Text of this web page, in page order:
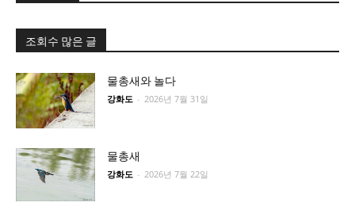
조회수 많은 글
물총새와 놀다
강화도 - 2026년 7월 31일
물총새
강화도 - 2026년 7월 22일